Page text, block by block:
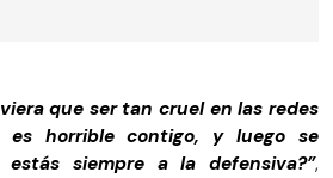
que ser tan cruel en las redes
es horrible contigo, y luego se
siempre a la defensiva?”,